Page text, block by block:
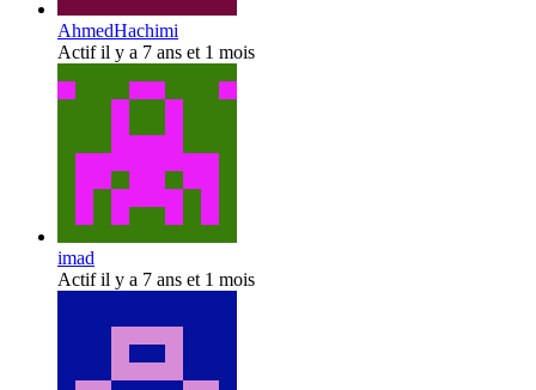
AhmedHachimi
Actif il y a 7 ans et 1 mois
imad
Actif il y a 7 ans et 1 mois